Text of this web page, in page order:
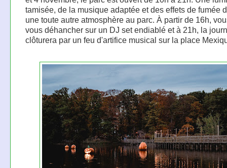
tamisée, de la musique adaptée et des effets de fumée
une toute autre atmosphère au parc. À partir de 16h,
vous déhancher sur un DJ set endiablé et à 21h, la
clôturera par un feu d'artifice musical sur la place